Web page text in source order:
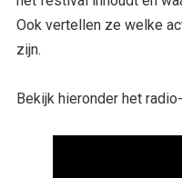
Ook vertellen ze welke
zijn.
Bekijk hieronder het